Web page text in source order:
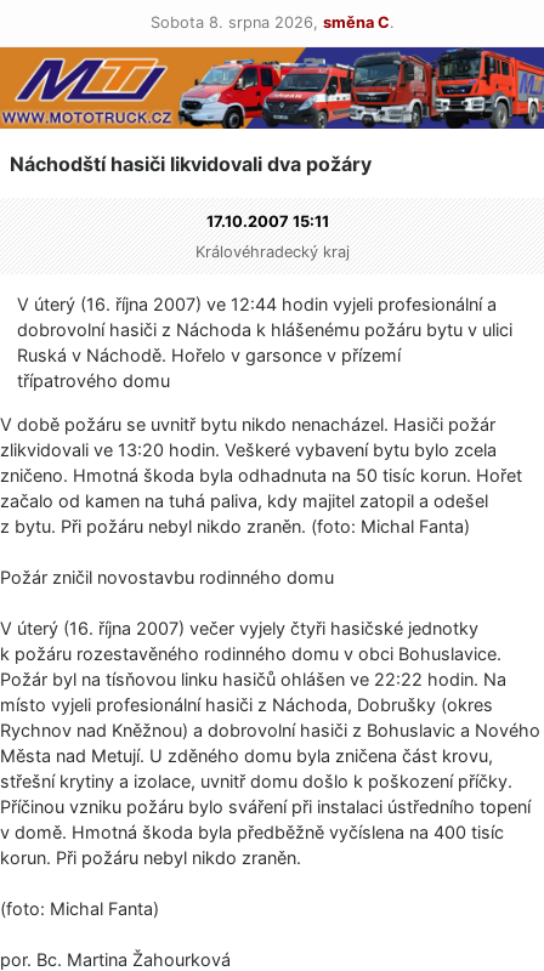
Sobota 8. srpna 2026, směna C.
Náchodští hasiči likvidovali dva požáry
17.10.2007 15:11
Královéhradecký kraj
V úterý (16. října 2007) ve 12:44 hodin vyjeli profesionální a
dobrovolní hasiči z Náchoda k hlášenému požáru bytu v ulici
Ruská v Náchodě. Hořelo v garsonce v přízemí
třípatrového domu
V době požáru se uvnitř bytu nikdo nenacházel. Hasiči požár
zlikvidovali ve 13:20 hodin. Veškeré vybavení bytu bylo zcela
zničeno. Hmotná škoda byla odhadnuta na 50 tisíc korun. Hořet
začalo od kamen na tuhá paliva, kdy majitel zatopil a odešel
z bytu. Při požáru nebyl nikdo zraněn. (foto: Michal Fanta)
Požár zničil novostavbu rodinného domu
V úterý (16. října 2007) večer vyjely čtyři hasičské jednotky
k požáru rozestavěného rodinného domu v obci Bohuslavice.
Požár byl na tísňovou linku hasičů ohlášen ve 22:22 hodin. Na
místo vyjeli profesionální hasiči z Náchoda, Dobrušky (okres
Rychnov nad Kněžnou) a dobrovolní hasiči z Bohuslavic a Nového
Města nad Metují. U zděného domu byla zničena část krovu,
střešní krytiny a izolace, uvnitř domu došlo k poškození příčky.
Příčinou vzniku požáru bylo sváření při instalaci ústředního topení
v domě. Hmotná škoda byla předběžně vyčíslena na 400 tisíc
korun. Při požáru nebyl nikdo zraněn.
(foto: Michal Fanta)
por. Bc. Martina Žahourková